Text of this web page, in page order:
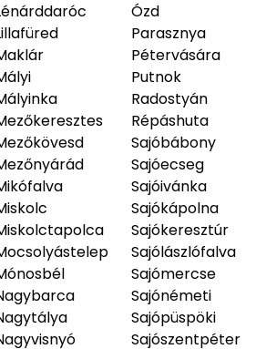
Ózd
Parasznya
Pétervására
Putnok
Radostyán
Répáshuta
Sajóbábony
Sajóecseg
Sajóivánka
Sajókápolna
Sajókeresztúr
Sajólászlófalva
Sajómercse
Sajónémeti
Sajópüspöki
Sajószentpéter